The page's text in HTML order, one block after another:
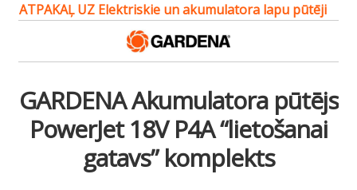
ATPAKAĻ UZ Elektriskie un akumulatora lapu pūtēji
GARDENA Akumulatora pūtējs
PowerJet 18V P4A “lietošanai
gatavs” komplekts